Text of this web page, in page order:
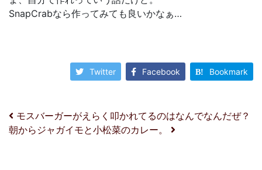
SnapCrabなら作ってみても良いかなぁ…
Twitter Facebook Bookmark
投稿ナビゲーション
モスバーガーがえらく叩かれてるのはなんでなんだぜ？
朝からジャガイモと小松菜のカレー。